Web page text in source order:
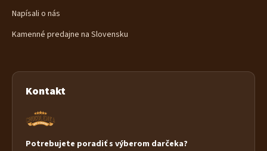
Napísali o nás
Kamenné predajne na Slovensku
Kontakt
Potrebujete poradiť s výberom darčeka?